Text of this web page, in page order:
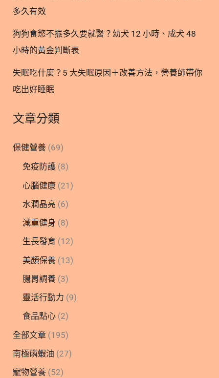
齡犬貓、大病初癒者 2.1. 南極磷蝦油/磷蝦粉：吸收
率更高的海洋營養 南極磷蝦絕對是近年最夯的寵物
多久有效
狗狗食慾不振多久要就醫？幼犬 12 小時、成犬 48
小時的黃金判斷表
失眠吃什麼？5 大失眠原因＋改善方法，營養師帶你
吃出好睡眠
文章分類
保健營養 (69)
免疫防護 (8)
心腦健康 (21)
水潤晶亮 (6)
減重健身 (8)
生長發育 (12)
美顏保養 (13)
腸胃調養 (3)
靈活行動力 (9)
食品點心 (2)
全部文章 (195)
南極磷蝦油 (27)
寵物營養 (52)